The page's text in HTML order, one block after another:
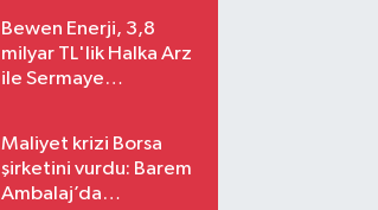
Bewen Enerji, 3,8
milyar TL'lik Halka Arz
ile Sermaye
Maliyet krizi Borsa
şirketini vurdu: Barem
Ambalaj’da